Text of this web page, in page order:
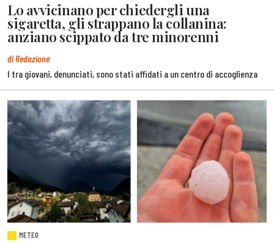
Lo avvicinano per chiedergli una
sigaretta, gli strappano la collanina:
anziano scippato da tre minorenni
di Redazione
I tra giovani, denunciati, sono stati affidati a un centro di accoglienza
METEO